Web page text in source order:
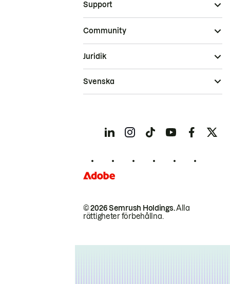
Support
Community
© 2026 Semrush Holdings.Alla
rättigheter förbehållna.
Juridik
Svenska